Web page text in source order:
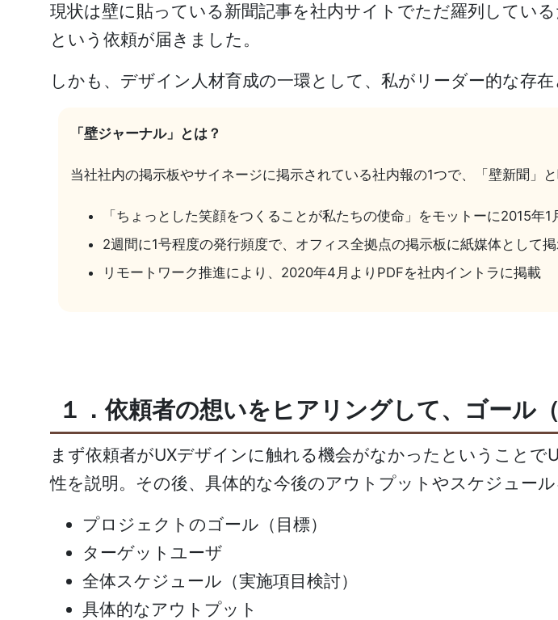
現状は壁に貼っている新聞記事を社内サイトでただ羅列してい
という依頼が届きました。
しかも、デザイン人材育成の一環として、私がリーダー的な存
「壁ジャーナル」とは？
当社社内の掲示板やサイネージに掲示されている社内報の1つで、「壁新聞」と
「ちょっとした笑顔をつくることが私たちの使命」をモットーに2015年1
2週間に1号程度の発行頻度で、オフィス全拠点の掲示板に紙媒体として掲
リモートワーク推進により、2020年4月よりPDFを社内イントラに掲載
１．依頼者の想いをヒアリングして、ゴール
まず依頼者がUXデザインに触れる機会がなかったということ
性を説明。その後、具体的な今後のアウトプットやスケジュール
プロジェクトのゴール（目標）
ターゲットユーザ
全体スケジュール（実施項目検討）
具体的なアウトプット